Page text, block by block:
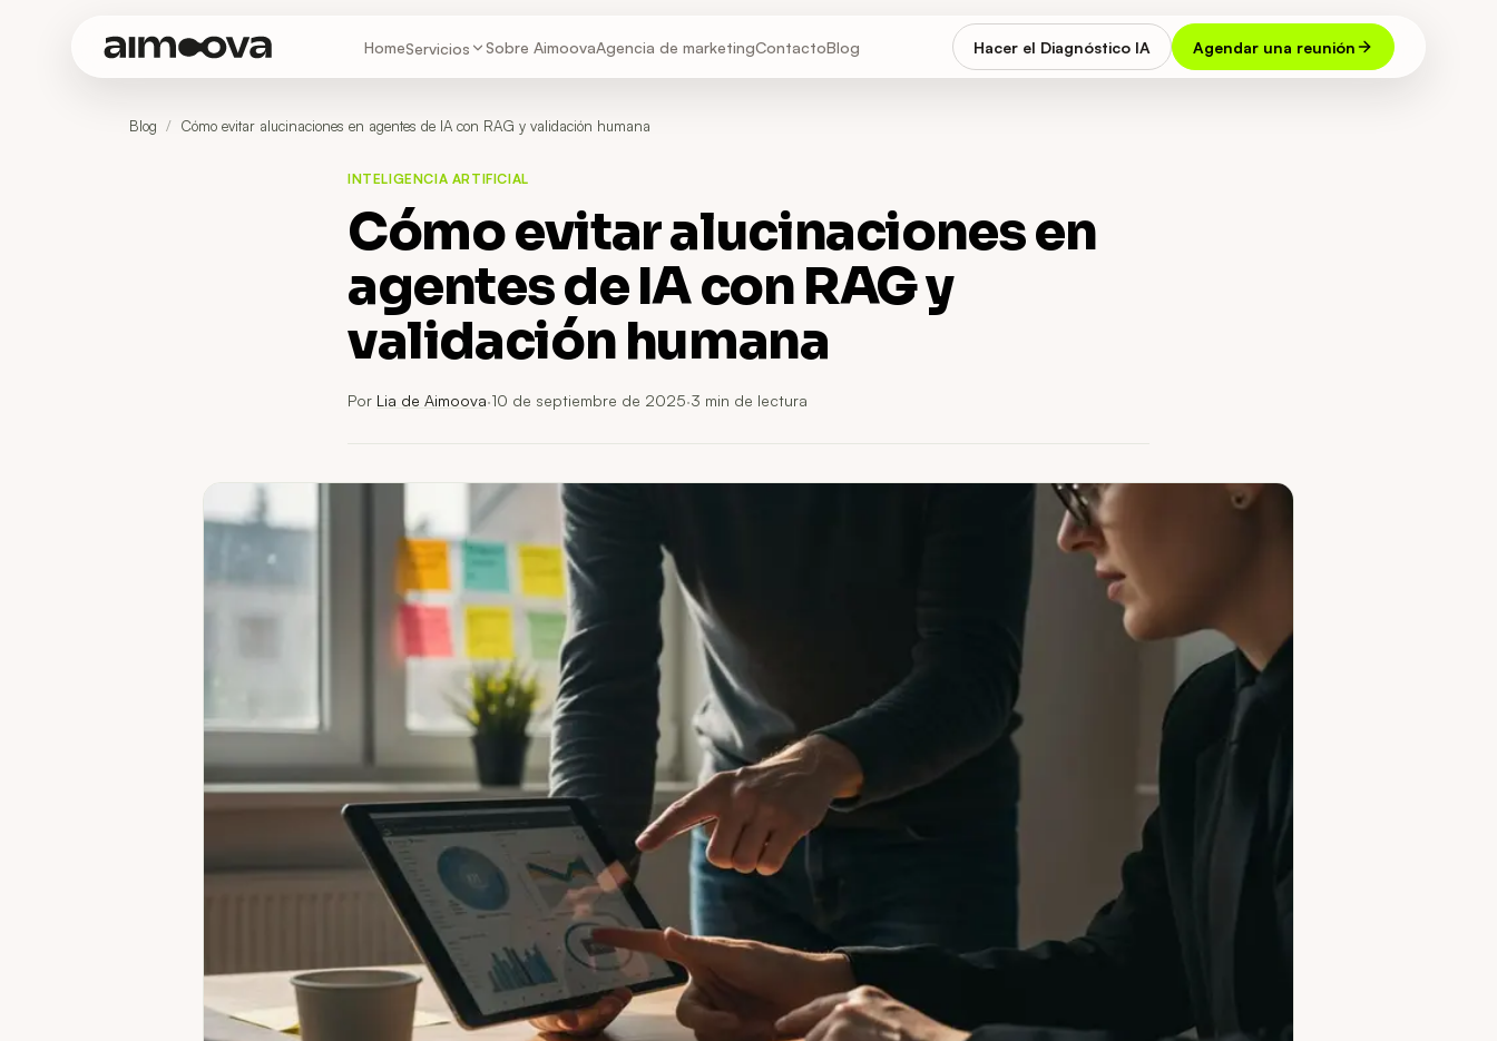
HomeServicios Sobre AimoovaAgencia de marketingContactoBlog Hacer el Diagnóstico IA Agendar una reunión
Blog / Cómo evitar alucinaciones en agentes de IA con RAG y validación humana
INTELIGENCIA ARTIFICIAL
Cómo evitar alucinaciones en
agentes de IA con RAG y
validación humana
Por Lia de Aimoova·10 de septiembre de 2025·3 min de lectura